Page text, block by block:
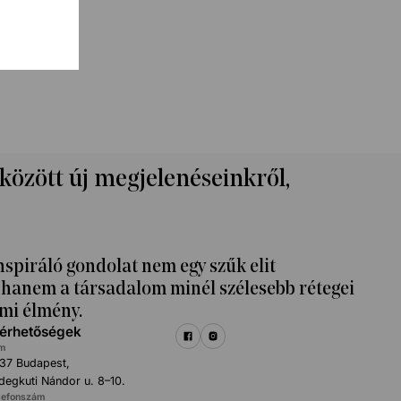
új megjelenéseinkről,
gondolat nem egy szűk elit
a társadalom minél szélesebb rétegei
élmény.
Budapest,
Nándor u. 8–10.